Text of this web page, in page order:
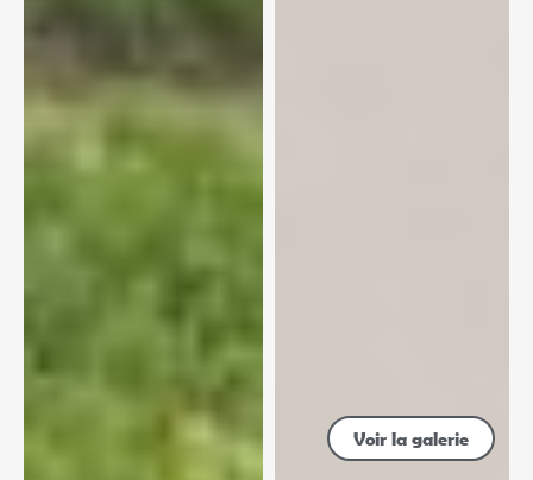
Voir la galerie